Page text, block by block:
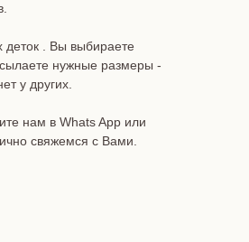
. Вы выбираете
нужные размеры -
у других.
нам в Whats App или
свяжемся с Вами.